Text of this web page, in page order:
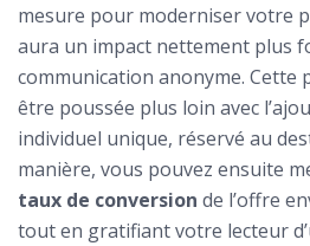
mesure pour moderniser votre
aura un impact nettement plus
communication anonyme.
être poussée plus loin avec
individuel unique, réservé au
manière, vous pouvez ensuite
taux de conversion de l’offre
tout en gratifiant votre lecteur